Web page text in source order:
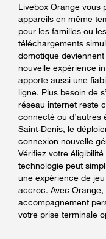
Livebox Orange vous
appareils en même
pour les familles ou
téléchargements
domotique
nouvelle expérience
apporte aussi une
ligne. Plus besoin de
réseau internet reste
connecté ou d’autres
Saint-Denis, le
connexion nouvelle
Vérifiez votre
technologie peut
une expérience de
accroc. Avec Orange,
accompagnement
votre prise terminale